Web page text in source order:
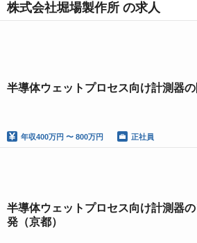
株式会社堀場製作所 の求人
半導体ウェットプロセス向け計測器の
年収400万円 〜 800万円 正社員
半導体ウェットプロセス向け計測器
発（京都）